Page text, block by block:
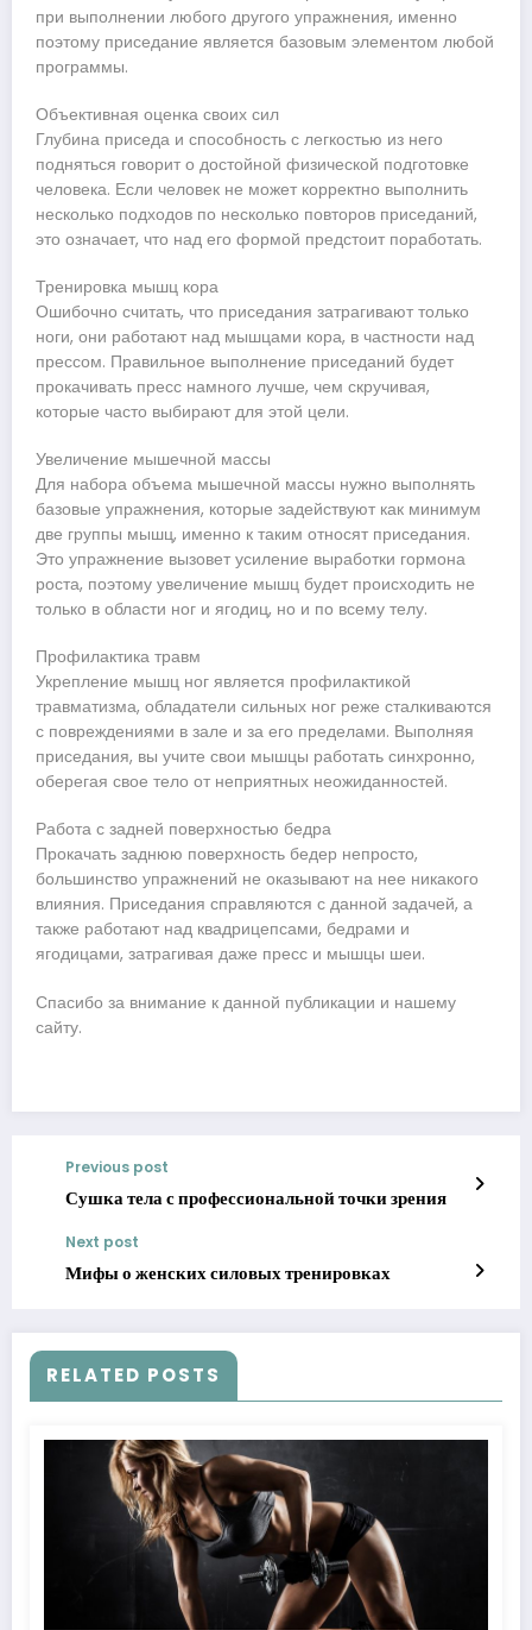
при выполнении любого другого упражнения, именно
поэтому приседание является базовым элементом любой
программы.
Объективная оценка своих сил
Глубина приседа и способность с легкостью из него
подняться говорит о достойной физической подготовке
человека. Если человек не может корректно выполнить
несколько подходов по несколько повторов приседаний,
это означает, что над его формой предстоит поработать.
Тренировка мышц кора
Ошибочно считать, что приседания затрагивают только
ноги, они работают над мышцами кора, в частности над
прессом. Правильное выполнение приседаний будет
прокачивать пресс намного лучше, чем скручивая,
которые часто выбирают для этой цели.
Увеличение мышечной массы
Для набора объема мышечной массы нужно выполнять
базовые упражнения, которые задействуют как минимум
две группы мышц, именно к таким относят приседания.
Это упражнение вызовет усиление выработки гормона
роста, поэтому увеличение мышц будет происходить не
только в области ног и ягодиц, но и по всему телу.
Профилактика травм
Укрепление мышц ног является профилактикой
травматизма, обладатели сильных ног реже сталкиваются
с повреждениями в зале и за его пределами. Выполняя
приседания, вы учите свои мышцы работать синхронно,
оберегая свое тело от неприятных неожиданностей.
Работа с задней поверхностью бедра
Прокачать заднюю поверхность бедер непросто,
большинство упражнений не оказывают на нее никакого
влияния. Приседания справляются с данной задачей, а
также работают над квадрицепсами, бедрами и
ягодицами, затрагивая даже пресс и мышцы шеи.
Спасибо за внимание к данной публикации и нашему
сайту.
Previous post
Сушка тела с профессиональной точки зрения
Next post
Мифы о женских силовых тренировках
RELATED POSTS